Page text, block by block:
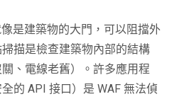
是建築物的大門，可以阻擋外
描是檢查建築物內部的結構
、電線老舊）。許多應用程
的 API 接口）是 WAF 無法偵